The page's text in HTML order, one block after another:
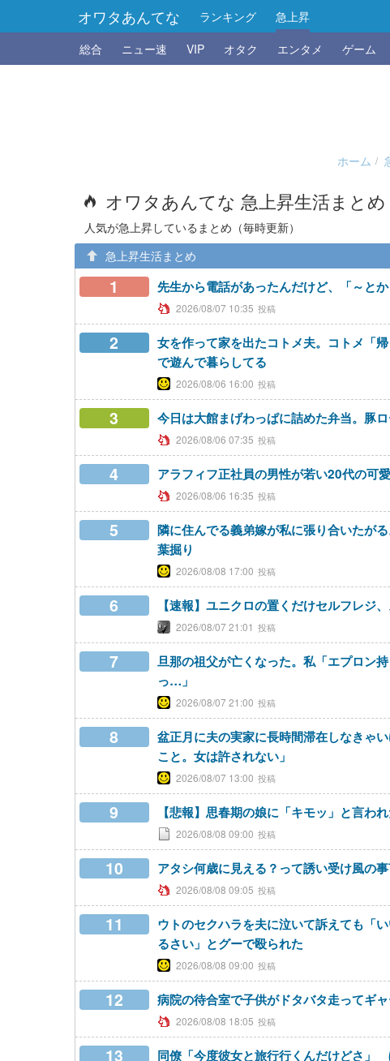
オワタあんてな ランキング
急上昇
総合
ニュー速 VIP オタク エンタメ ゲーム
ホーム
オワタあんてな 急上昇生活まとめ
人気が急上昇しているまとめ（毎時更新）
急上昇生活まとめ
1 先生から電話があったんだけど、「～と
2026/08/07 10:35
2
女を作って家を出たコトメ夫。コトメ「
で遊んで暮らしてる
2026/08/06 16:00
3 今日は大館まげわっぱに詰めた弁当。豚
2026/08/06 07:35
4 アラフィフ正社員の男性が若い20代の可
2026/08/06 16:35
5
隣に住んでる義弟嫁が私に張り合いたが
葉掘り
2026/08/08 17:00
6 【速報】ユニクロの置くだけセルフレジ
2026/08/07 21:01
7
旦那の祖父が亡くなった。私「エプロン
っ…」
2026/08/07 21:00
8
盆正月に夫の実家に長時間滞在しなきゃ
こと。女は許されない」
2026/08/07 13:00
9 【悲報】思春期の娘に「キモッ」と言わ
2026/08/08 09:00
10 アタシ何歳に見える？って誘い受け風の
2026/08/08 09:05
11
ウトのセクハラを夫に泣いて訴えても「
るさい」とグーで殴られた
2026/08/08 09:00
12 病院の待合室で子供がドタバタ走ってギ
2026/08/08 18:05
13 同僚「今度彼女と旅行行くんだけどさ